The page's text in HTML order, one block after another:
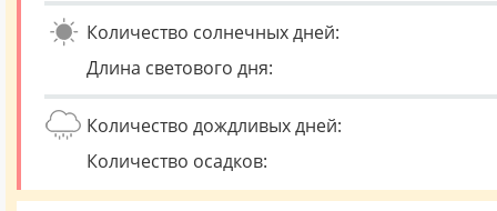
Количество солнечных дней:
Длина светового дня:
Количество дождливых дней:
Количество осадков: